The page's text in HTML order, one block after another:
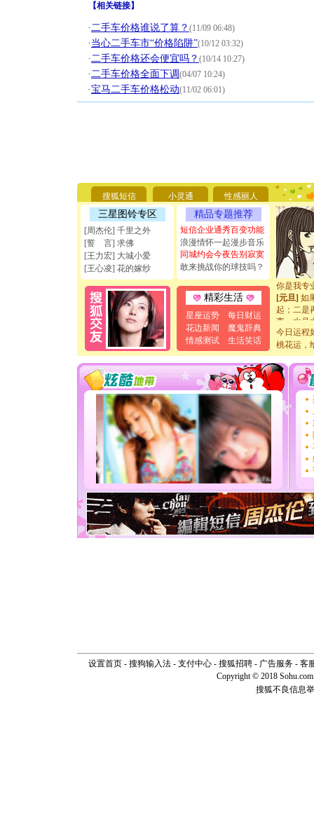
【相关链接】
·二手车价格谁说了算？ (11/09 06:48)
· 当心二手车市“价格陷阱”(10/12 03:32)
·二手车价格还会便宜吗？ (10/14 10:27)
·二手车价格全面下调(04/07 10:24)
·宝马二手车价格松动(11/02 06:01)
搜狐短信 小灵通 性感丽人
三星图铃专区
[周杰伦] 千里之外
[誓 言] 求佛
[王力宏] 大城小爱
[王心凌] 花的嫁纱
精品专题推荐
短信企业通秀百变功能
浪漫情怀一起漫步音乐
同城约会今夜告别寂寞
敢来挑战你的球技吗？
精彩生活
星座运势
每日财运
花边新闻
魔鬼辞典
情感测试
生活笑话
要平安！
[圣诞节]
能正大光
天都要快
[圣诞节]
如意,快
[元旦]看
断电。爱
你是我专
[元旦] 如
起；二是
离。水晶
[元旦]当
泣，这痛
[春节]风
颜！冬
道一声平
[春节]
传
片叶子
送你一
[圣诞节]
你太多
要平安
[圣诞节]
能正大
天都要快
[圣诞节]
如意,快
[元旦]看
颜！冬去
道一声平
[春节] 传
片叶子是
今日运程
桃花运，
设置首页- 搜狗输入法- 支付中心- 搜狐招聘- 广告服务- 客
Copyright © 2018
搜狐不良信息